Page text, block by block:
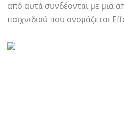
από αυτά συνδέονται με μια
παιχνιδιού που ονομάζεται